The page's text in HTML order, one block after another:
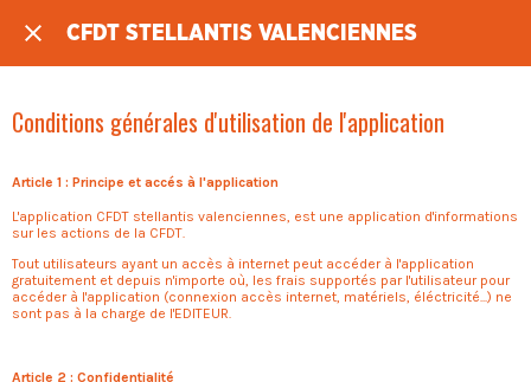
CFDT STELLANTIS VALENCIENNES
Conditions générales d'utilisation de l'application
Article 1 : Principe et accés à l'application
L'application CFDT stellantis valenciennes, est une application d'informations
sur les actions de la CFDT.
Tout utilisateurs ayant un accès à internet peut accéder à l'application
gratuitement et depuis n'importe où, les frais supportés par l'utilisateur pour
accéder à l'application (connexion accès internet, matériels, éléctricité...) ne
sont pas à la charge de l'EDITEUR.
Article 2 : Confidentialité